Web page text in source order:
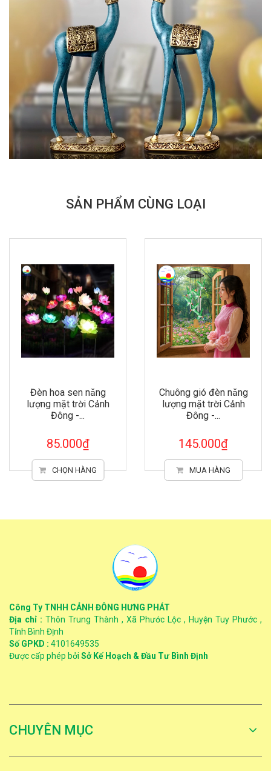
SẢN PHẨM CÙNG LOẠI
Đèn hoa sen năng
lượng mặt trời Cảnh
Đông -...
85.000₫
CHỌN HÀNG
Chuông gió đèn năng
lượng mặt trời Cảnh
Đông -...
145.000₫
MUA HÀNG
Công Ty TNHH CẢNH ĐÔNG HƯNG PHÁT
Địa chỉ : Thôn Trung Thành , Xã Phước Lộc , Huyện Tuy Phước ,
Tỉnh Bình Định
Số GPKD : 4101649535
Được cấp phép bởi Sở Kế Hoạch & Đầu Tư Bình Định
CHUYÊN MỤC